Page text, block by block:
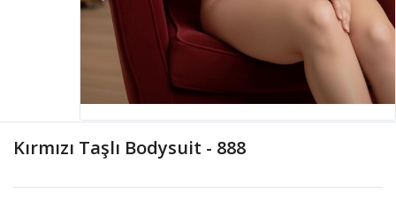
Kırmızı Taşlı Bodysuit - 888